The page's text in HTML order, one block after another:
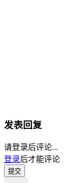
发表回复
请登录后评论...
登录后才能评论
提交